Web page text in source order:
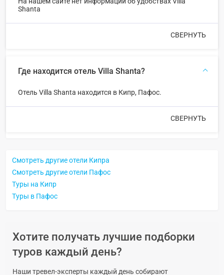
Shanta
СВЕРНУТЬ
Где находится отель Villa Shanta?
Отель Villa Shanta находится в Кипр, Пафос.
СВЕРНУТЬ
Смотреть другие отели Кипра
Смотреть другие отели Пафос
Туры на Кипр
Туры в Пафос
Хотите получать лучшие подборки
туров каждый день?
Наши тревел-эксперты каждый день собирают